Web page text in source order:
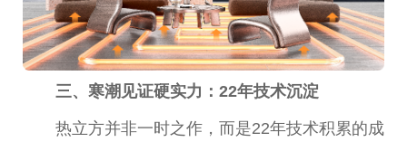
三、寒潮见证硬实力：22年技术沉淀
热立方并非一时之作，而是22年技术积累的成